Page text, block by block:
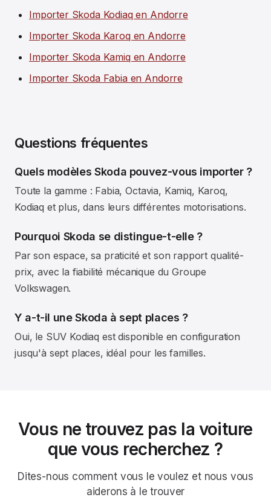
Importer Skoda Kodiaq en Andorre
Importer Skoda Karoq en Andorre
Importer Skoda Kamiq en Andorre
Importer Skoda Fabia en Andorre
Questions fréquentes
Quels modèles Skoda pouvez-vous importer ?
Toute la gamme : Fabia, Octavia, Kamiq, Karoq,
Kodiaq et plus, dans leurs différentes motorisations.
Pourquoi Skoda se distingue-t-elle ?
Par son espace, sa praticité et son rapport qualité-
prix, avec la fiabilité mécanique du Groupe
Volkswagen.
Y a-t-il une Skoda à sept places ?
Oui, le SUV Kodiaq est disponible en configuration
jusqu'à sept places, idéal pour les familles.
Vous ne trouvez pas la voiture
que vous recherchez ?
Dites-nous comment vous le voulez et nous vous
aiderons à le trouver